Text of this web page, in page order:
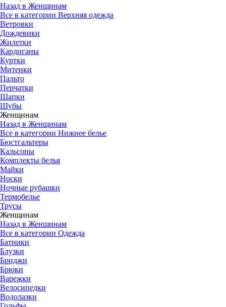
Назад в Женщинам
Все в категории Верхняя одежда
Ветровки
Дождевики
Жилетки
Кардиганы
Куртки
Митенки
Пальто
Перчатки
Шапки
Шубы
Женщинам
Назад в Женщинам
Все в категории Нижнее белье
Бюстгальтеры
Кальсоны
Комплекты белья
Майки
Носки
Ночные рубашки
Термобелье
Трусы
Женщинам
Назад в Женщинам
Все в категории Одежда
Батники
Блузки
Бриджи
Брюки
Варежки
Велосипедки
Водолазки